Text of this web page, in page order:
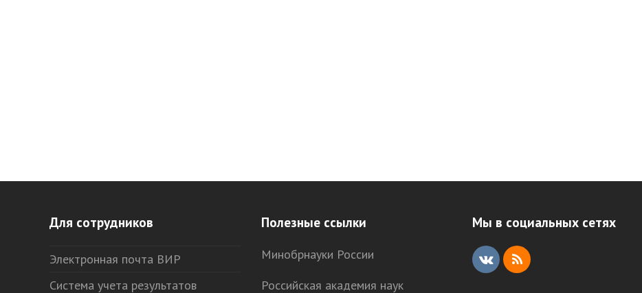
Для сотрудников
Электронная почта ВИР
Система учета результатов
Полезные ссылки
Минобрнауки России
Российская академия наук
Мы в социальных сетях
V
R